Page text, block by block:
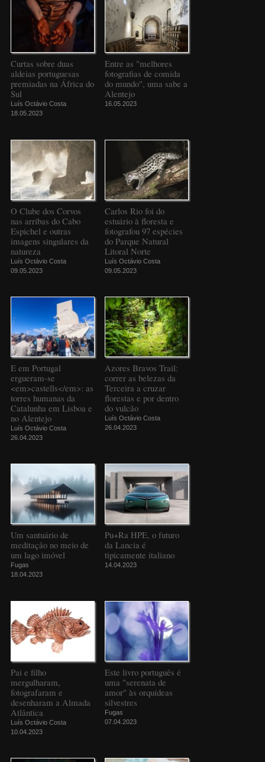
Curtas sobre duas
aldeias portuguesas
premiadas na África do
Sul
Luís Octávio Costa
18.05.2023
Entre as "melhores
fotografias de comida
do mundo", uma sabe a
Alentejo
16.05.2023
O Clube dos Corvos
nas arribas do Cabo
Espichel e outras
imagens singulares da
natureza
Luís Octávio Costa
09.05.2023
Carlos Rio foi do
estuário à floresta e
fotografou 97 espécies
do Parque Natural
Litoral Norte
Luís Octávio Costa
09.05.2023
E em Portugal
ergueram-se
<em>castells</em>: as
torres humanas da
Catalunha em Lisboa e
no Alentejo
Luís Octávio Costa
26.04.2023
Azores Bravos Trail:
correr as belezas da
Terceira a cruzar
florestas e por dentro
do vulcão
Luís Octávio Costa
26.04.2023
Um santuário de
meditação no meio de
um lago imóvel
Fugas
18.04.2023
Pu+Ra HPE, o futuro
da Lancia é
tipicamente italiano
14.04.2023
Pai e filho
mergulharam,
fotografaram e
desenharam a Almada
Atlântica
Luís Octávio Costa
10.04.2023
Este livro português é
uma "serenata de
amor" às orquídeas
silvestres
Fugas
07.04.2023